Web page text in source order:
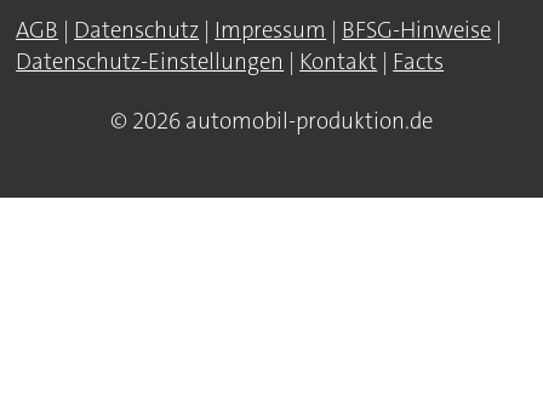
AGB | Datenschutz | Impressum | BFSG-Hinweise |
Datenschutz-Einstellungen | Kontakt | Facts
© 2026 automobil-produktion.de